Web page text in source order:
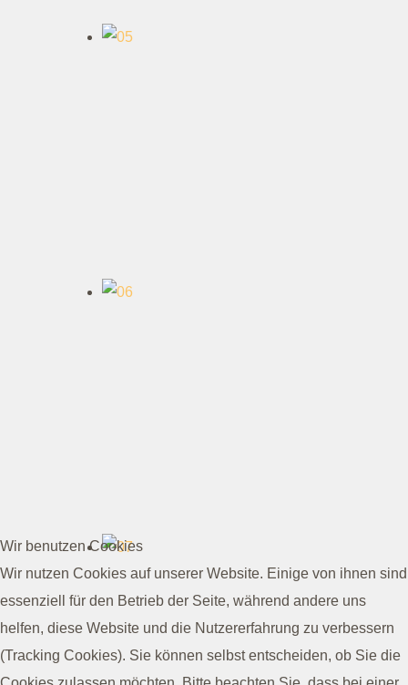
Wir benutzen Cookies
Wir nutzen Cookies auf unserer Website. Einige von ihnen sind
essenziell für den Betrieb der Seite, während andere uns
helfen, diese Website und die Nutzererfahrung zu verbessern
(Tracking Cookies). Sie können selbst entscheiden, ob Sie die